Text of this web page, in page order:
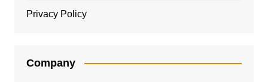
Privacy Policy
Company